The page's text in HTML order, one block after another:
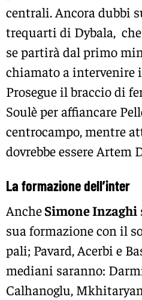
centrali. Ancora dubbi
trequarti di Dybala,
se partirà dal primo
chiamato a intervenire
Prosegue il braccio di
Soulè per affiancare
centrocampo, mentre
dovrebbe essere Artem
La formazione dell’inter
AncheSimone Inzaghi
sua formazione con il
pali; Pavard, Acerbi e
mediani saranno:
Calhanoglu,